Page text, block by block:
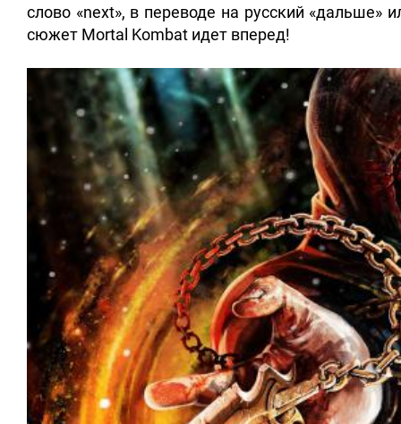
слово «next», в переводе на русский «дальше»
сюжет Mortal Kombat идет вперед!